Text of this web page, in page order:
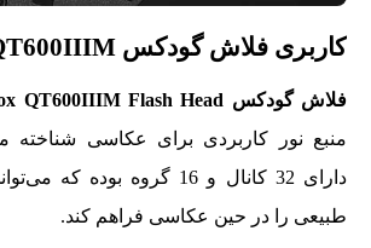
کاربری فلاش گودکس QT600IIIM
فلاش گودکس Godox QT600IIIM Flash Head
منبع نور کاربردی برای عکاسی
دارای 32 کانال و 16 گروه بوده
طبیعی را در حین عکاسی فراهم کند.